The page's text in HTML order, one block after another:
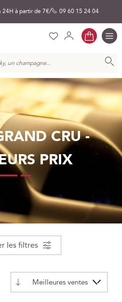
24H à partir de 7€ 09 60 15 24 04
la
Mon
CRU -
PRIX
Par
ordre
les filtres